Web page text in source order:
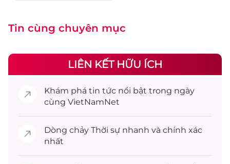
Tin cùng chuyên mục
LIÊN KẾT HỮU ÍCH
Khám phá tin tức nổi bật trong ngày
cùng VietNamNet
Dòng chảy Thời sự nhanh và chính xác
nhất